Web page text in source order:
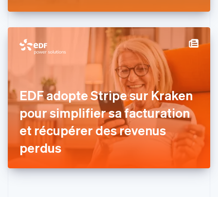
EDF adopte Stripe sur Kraken
pour simplifier sa facturation
et récupérer des revenus
perdus
English
États-Unis
Finlande
EnglishSvenska
Gibraltar
English
Grèce
English
Hongrie
English
English
English